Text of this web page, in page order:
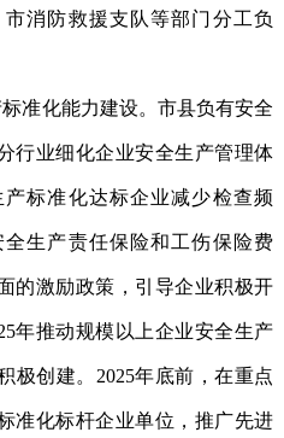
消防救援支队等部门分工负
准化能力建设。 市县负有安全
行业细化企业安全生产管理体
标准化达标企业减少检查频
生产责任保险和工伤保险费
的激励政策，引导企业积极开
年推动规模以上企业安全生产
极创建。2025年底前，在重点
准化标杆企业单位，推广先进